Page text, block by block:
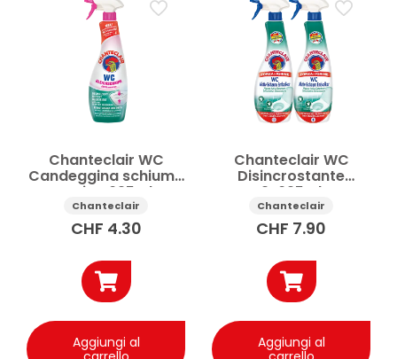
Chanteclair WC
Candeggina schiuma
attiva 625ml
Chanteclair
CHF 4.30
Aggiungi al
Chanteclair WC
Disincrostante
2x625ml
Chanteclair
CHF 7.90
Aggiungi al